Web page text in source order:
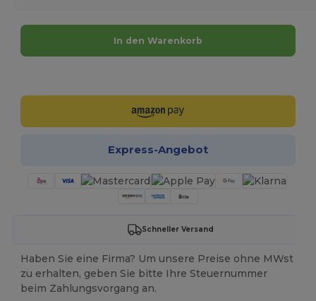
In den Warenkorb
Express-Angebot
Schneller Versand
Haben Sie eine Firma? Um unsere Preise ohne MWst
zu erhalten, geben Sie bitte Ihre Steuernummer
beim Zahlungsvorgang an.